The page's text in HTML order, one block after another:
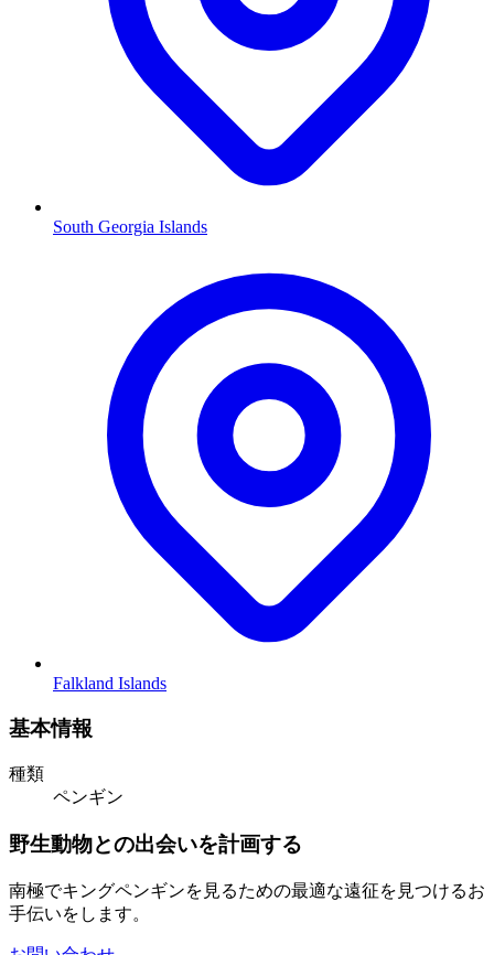
South Georgia Islands
Falkland Islands
基本情報
種類
ペンギン
野生動物との出会いを計画する
南極でキングペンギンを見るための最適な遠征を見つけるお
手伝いをします。